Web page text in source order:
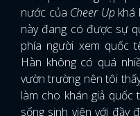
nước của Cheer Upkhá
này đang có được sự
phía người xem quốc
Hàn không có quá
vườn trường nên tôi
làm cho khán giả
sống sinh viên với đầy